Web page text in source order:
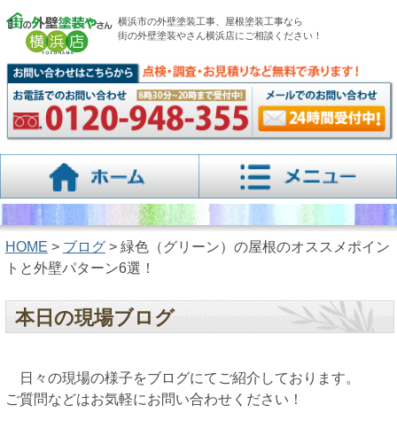
横浜市の外壁塗装工事、屋根塗装工事なら
街の外壁塗装やさん横浜店にご相談ください！
HOME > ブログ> 緑色（グリーン）の屋根のオススメポイン
トと外壁パターン6選！
本日の現場ブログ
日々の現場の様子をブログにてご紹介しております。
ご質問などはお気軽にお問い合わせください！